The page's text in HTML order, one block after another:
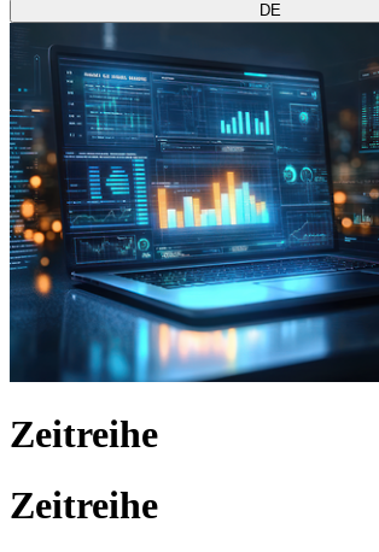
DE
Zeitreihe
Zeitreihe